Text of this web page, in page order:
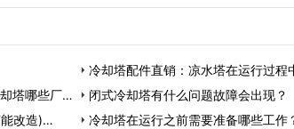
冷却塔配件直销：凉水塔在运行过程
却…
塔哪些厂
闭式冷却塔有什么问题故障会出现？
能改造)…
冷却塔在运行之前需要准备哪些工作